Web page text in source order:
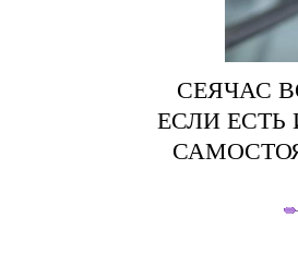
СЕЯЧАС
ЕСЛИ ЕСТЬ